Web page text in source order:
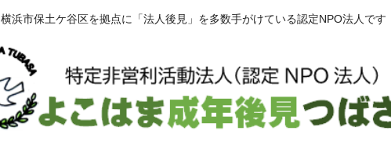
横浜市保土ケ谷区を拠点に「法人後見」を多数手がけている認定NPO法人です